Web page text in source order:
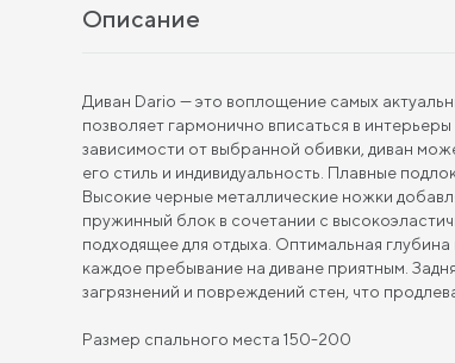
Описание
Диван Dario — это воплощение самых
позволяет гармонично вписаться в
зависимости от выбранной обивки, диван
его стиль и индивидуальность. Плавные
Высокие черные металлические ножки
пружинный блок в сочетании с
подходящее для отдыха. Оптимальная
каждое пребывание на диване приятным.
загрязнений и повреждений стен, что
Размер спального места 150-200